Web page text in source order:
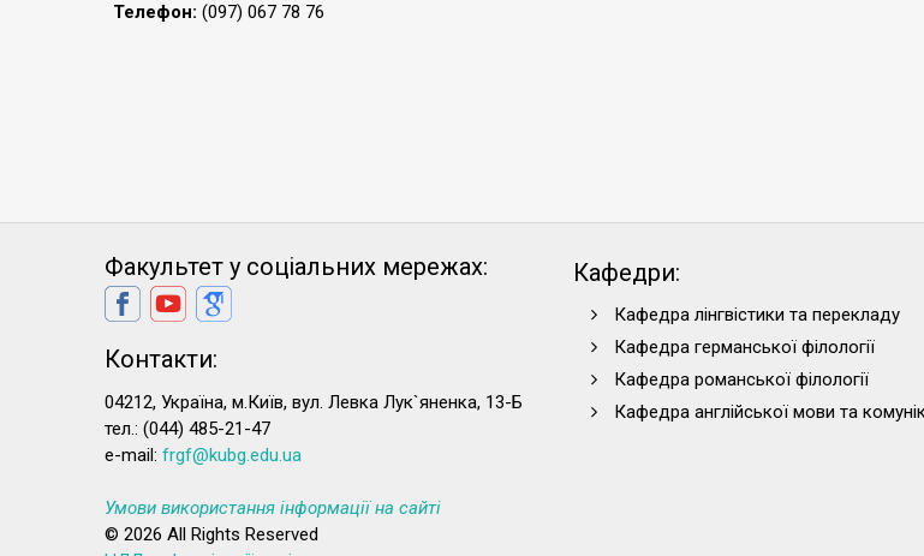
Телефон: (097) 067 78 76
Факультет у соціальних мережах:
Контакти:
04212, Україна, м.Київ, вул. Левка Лук`яненка, 13-Б
тел.: (044) 485-21-47
e-mail: frgf@kubg.edu.ua
Кафедри:
Кафедра лінгвістики та перекладу
Кафедра германської філології
Кафедра романської філології
Кафедра англійської мови та
Умови використання інформації на сайті
© 2026 All Rights Reserved